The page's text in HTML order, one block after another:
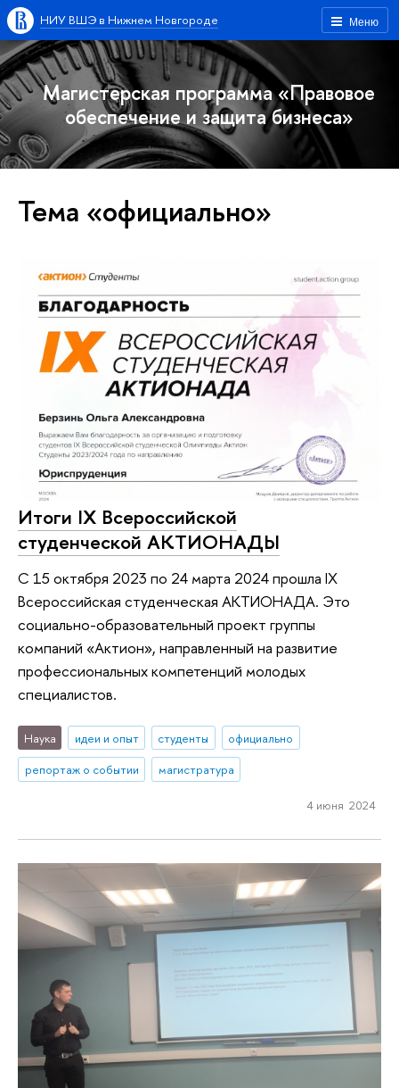
Меню
НИУ ВШЭ в Нижнем Новгороде
Магистерская программа «Правовое
обеспечение и защита бизнеса»
Тема «официально»
Итоги IX Всероссийской
студенческой АКТИОНАДЫ
С 15 октября 2023 по 24 марта 2024 прошла IX
Всероссийская студенческая АКТИОНАДА. Это
социально-образовательный проект группы
компаний «Актион», направленный на развитие
профессиональных компетенций молодых
специалистов.
Наука идеи и опыт студенты
официально
репортаж о событии
магистратура
4 июня 2024